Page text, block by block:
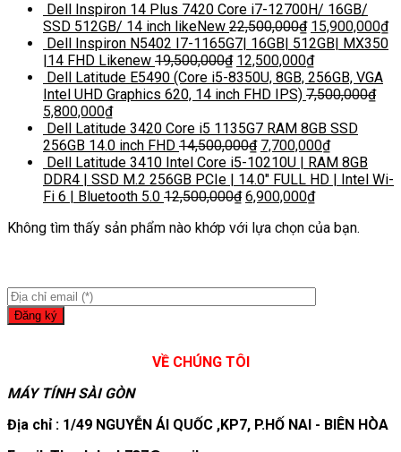
Dell Inspiron 14 Plus 7420 Core i7-12700H/ 16GB/
SSD 512GB/ 14 inch likeNew 22,500,000₫ 15,900,000₫
Dell Inspiron N5402 I7-1165G7| 16GB| 512GB| MX350
|14 FHD Likenew 19,500,000₫ 12,500,000₫
Dell Latitude E5490 (Core i5-8350U, 8GB, 256GB, VGA
Intel UHD Graphics 620, 14 inch FHD IPS) 7,500,000₫
5,800,000₫
Dell Latitude 3420 Core i5 1135G7 RAM 8GB SSD
256GB 14.0 inch FHD 14,500,000₫ 7,700,000₫
Dell Latitude 3410 Intel Core i5-10210U | RAM 8GB
DDR4 | SSD M.2 256GB PCIe | 14.0″ FULL HD | Intel Wi-
Fi 6 | Bluetooth 5.0 12,500,000₫ 6,900,000₫
Không tìm thấy sản phẩm nào khớp với lựa chọn của bạn.
VỀ CHÚNG TÔI
MÁY TÍNH SÀI GÒN
Địa chỉ : 1/49 NGUYỄN ÁI QUỐC ,KP7, P.HỐ NAI - BIÊN HÒA